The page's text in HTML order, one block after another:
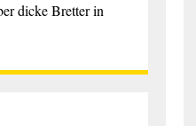
dicke Bretter in